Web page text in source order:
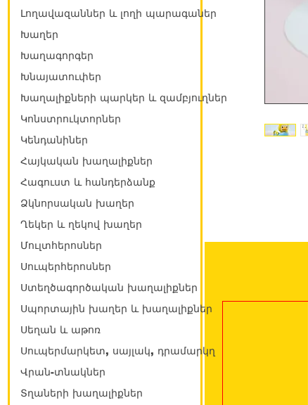
Լողավազաններ և լողի պարագաներ
Խաղեր
Խաղագորգեր
Խնայատուփեր
Խաղալիքների պարկեր և զամբյուղներ
Կոնստրուկտորներ
Կենդանիներ
Հայկական խաղալիքներ
Հագուստ և հանդերձանք
Ձկնորսական խաղեր
Ղեկեր և ղեկով խաղեր
Մուլտհերոսներ
Սուպերհերոսներ
Ստեղծագործական խաղալիքներ
Սպորտային խաղեր և խաղալիքներ
Սեղան և աթոռ
Սուպերմարկետ, սայլակ, դրամարկղ
Վրան-տնակներ
Տղաների խաղալիքներ